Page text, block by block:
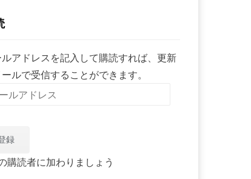
ルアドレスを記入して購読すれば、更新
ールで受信することができます。
録
購読者に加わりましょう